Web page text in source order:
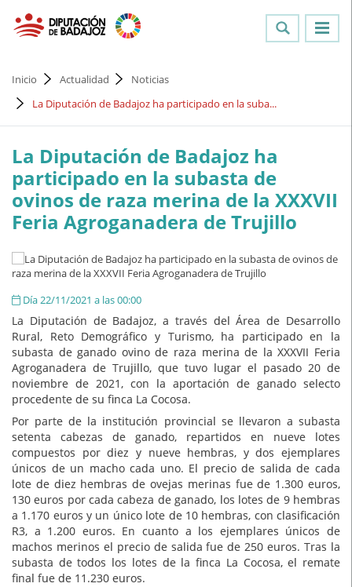
Inicio Actualidad
Noticias
La Diputación de Badajoz ha participado en la suba...
La Diputación de Badajoz ha
participado en la subasta de
ovinos de raza merina de la XXXVII
Feria Agroganadera de Trujillo
Día 22/11/2021 a las 00:00
La Diputación de Badajoz, a través del Área de Desarrollo
Rural, Reto Demográfico y Turismo, ha participado en la
subasta de ganado ovino de raza merina de la XXXVII Feria
Agroganadera de Trujillo, que tuvo lugar el pasado 20 de
noviembre de 2021, con la aportación de ganado selecto
procedente de su finca La Cocosa.
Por parte de la institución provincial se llevaron a subasta
setenta cabezas de ganado, repartidos en nueve lotes
compuestos por diez y nueve hembras, y dos ejemplares
únicos de un macho cada uno. El precio de salida de cada
lote de diez hembras de ovejas merinas fue de 1.300 euros,
130 euros por cada cabeza de ganado, los lotes de 9 hembras
a 1.170 euros y un único lote de 10 hembras, con clasificación
R3, a 1.200 euros. En cuanto a los ejemplares únicos de
machos merinos el precio de salida fue de 250 euros. Tras la
subasta de todos los lotes de la finca La Cocosa, el remate
final fue de 11.230 euros.